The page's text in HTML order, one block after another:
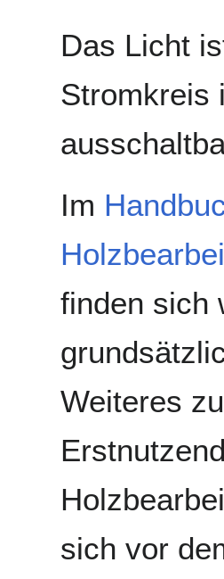
Das Licht
Stromkreis
Im
finden sich
Weiteres
sich vor